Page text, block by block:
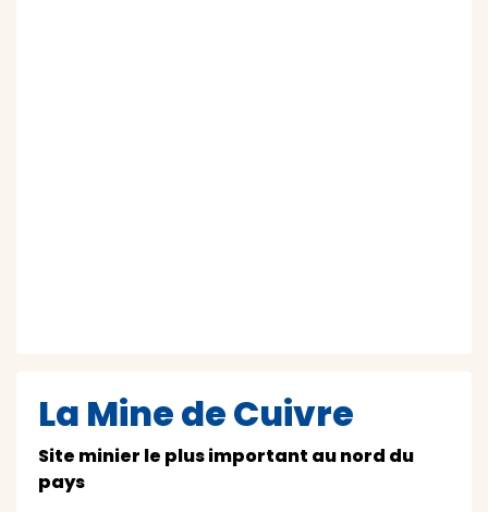
La Mine de Cuivre
Site minier le plus important au nord du
pays